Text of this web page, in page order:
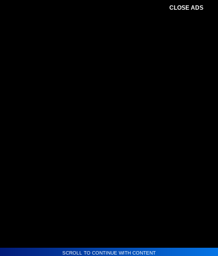
CLOSE ADS
SCROLL TO CONTINUE WITH CONTENT